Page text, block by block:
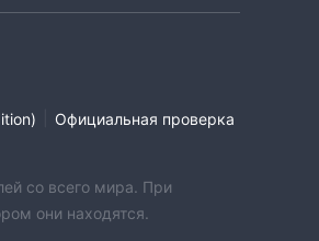
Официальная проверка
со всего мира. При
они находятся.